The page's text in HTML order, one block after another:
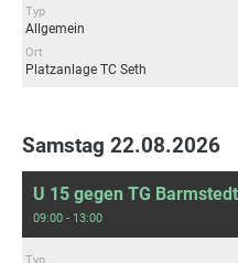
Typ
Allgemein
Ort
Platzanlage TC Seth
Samstag 22.08.2026
U 15 gegen TG Barmstedt
09:00 - 13:00